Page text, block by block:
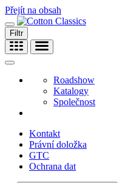
Přejít na obsah
Filtr
Roadshow
Katalogy
Společnost
Kontakt
Právní doložka
GTC
Ochrana dat